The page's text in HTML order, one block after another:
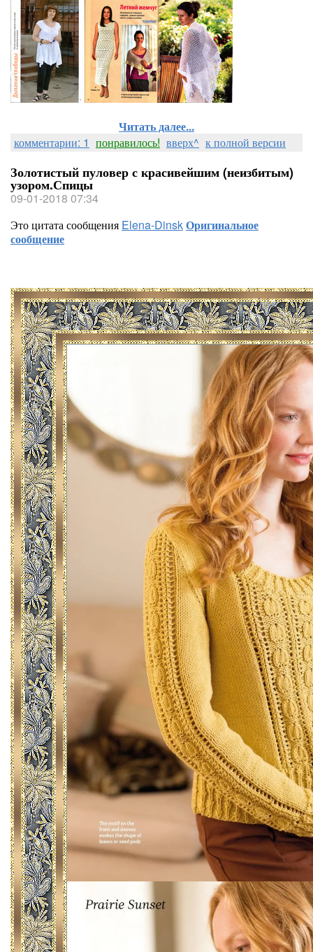
Читать далее...
комментарии: 1 понравилось! вверх^ к полной версии
Золотистый пуловер с красивейшим (неизбитым)
узором.Спицы
09-01-2018 07:34
Это цитата сообщения Elena-DinskОригинальное
сообщение